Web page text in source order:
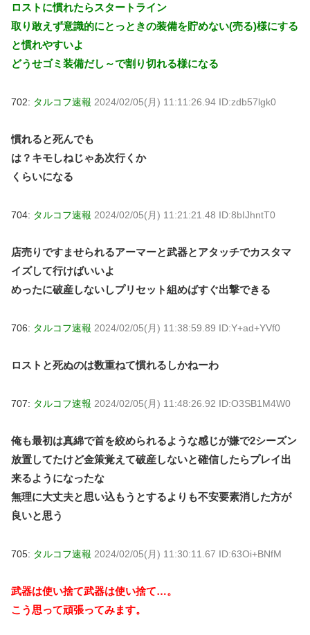
ロストに慣れたらスタートライン
取り敢えず意識的にとっときの装備を貯めない(売る)様にする
と慣れやすいよ
どうせゴミ装備だし～で割り切れる様になる
702: タルコフ速報 2024/02/05(月) 11:11:26.94 ID:zdb57lgk0
慣れると死んでも
は？キモしねじゃあ次行くか
くらいになる
704: タルコフ速報 2024/02/05(月) 11:21:21.48 ID:8bIJhntT0
店売りですませられるアーマーと武器とアタッチでカスタマ
イズして行けばいいよ
めったに破産しないしプリセット組めばすぐ出撃できる
706: タルコフ速報 2024/02/05(月) 11:38:59.89 ID:Y+ad+YVf0
ロストと死ぬのは数重ねて慣れるしかねーわ
707: タルコフ速報 2024/02/05(月) 11:48:26.92 ID:O3SB1M4W0
俺も最初は真綿で首を絞められるような感じが嫌で2シーズン
放置してたけど金策覚えて破産しないと確信したらプレイ出
来るようになったな
無理に大丈夫と思い込もうとするよりも不安要素消した方が
良いと思う
705: タルコフ速報 2024/02/05(月) 11:30:11.67 ID:63Oi+BNfM
武器は使い捨て武器は使い捨て…。
こう思って頑張ってみます。